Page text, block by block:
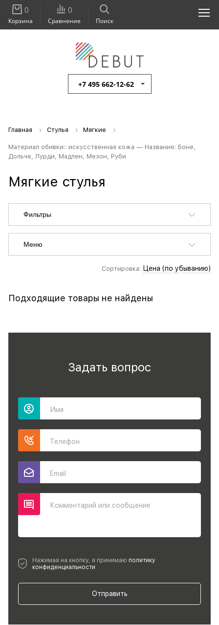
+7 495 662-12-62
Поиск
0
Сравнение
0
Корзина
Главная Стулья Мягкие
Материал обивки:: искусственная кожа — Название: Боне,
Дольче, Лурди, Мадлен, Мезон, Руби
Мягкие стулья
Фильтры
Меню
Сортировка: Цена (по убыванию)
Подходящие товары не найдены
Задать вопрос
Имя
Телефон
Email
Комментарий или сообщение
Нажимая на кнопку, я принимаю политику
конфиденциальности
Отправить